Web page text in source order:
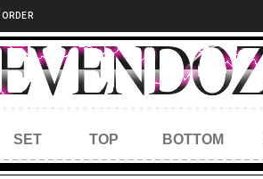
ORDER
SET TOP BOTTOM